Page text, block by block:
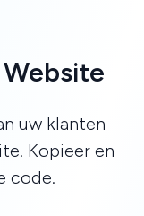
uw klanten
Kopieer en
code.